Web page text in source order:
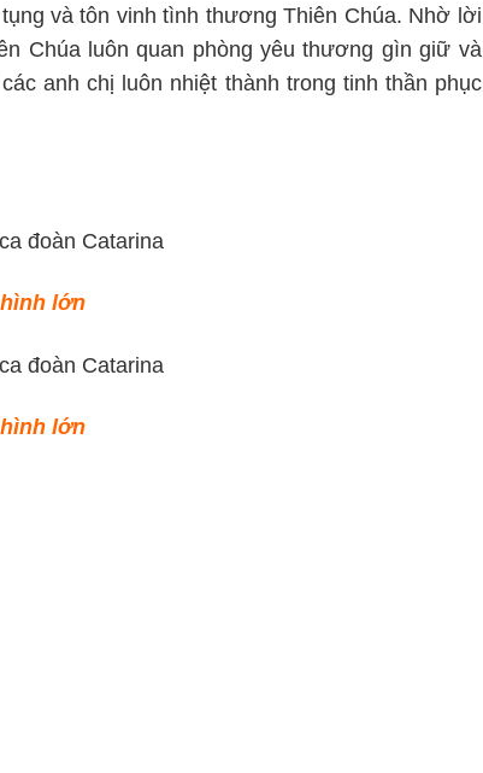
và tôn vinh tình thương Thiên Chúa. Nhờ lời
Chúa luôn quan phòng yêu thương gìn giữ và
anh chị luôn nhiệt thành trong tinh thần phục
lớn
lớn